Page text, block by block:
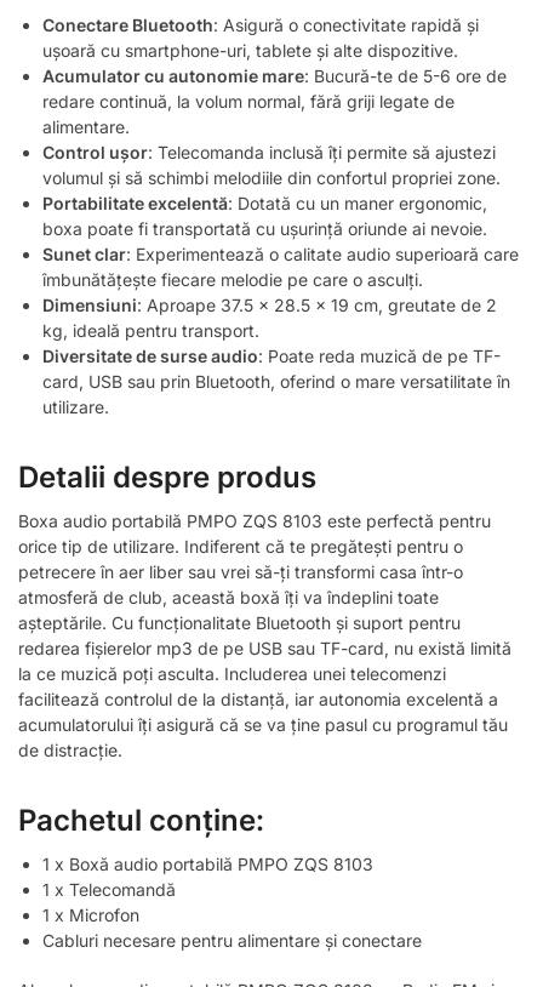
Conectare Bluetooth: Asigură o conectivitate rapidă și
ușoară cu smartphone-uri, tablete și alte dispozitive.
Acumulator cu autonomie mare: Bucură-te de 5-6 ore de
redare continuă, la volum normal, fără griji legate de
alimentare.
Control ușor: Telecomanda inclusă îți permite să ajustezi
volumul și să schimbi melodiile din confortul propriei zone.
Portabilitate excelentă: Dotată cu un maner ergonomic,
boxa poate fi transportată cu ușurință oriunde ai nevoie.
Sunet clar: Experimentează o calitate audio superioară care
îmbunătățește fiecare melodie pe care o asculți.
Dimensiuni: Aproape 37.5 x 28.5 x 19 cm, greutate de 2
kg, ideală pentru transport.
Diversitate de surse audio: Poate reda muzică de pe TF-
card, USB sau prin Bluetooth, oferind o mare versatilitate în
utilizare.
Detalii despre produs
Boxa audio portabilă PMPO ZQS 8103 este perfectă pentru
orice tip de utilizare. Indiferent că te pregătești pentru o
petrecere în aer liber sau vrei să-ți transformi casa într-o
atmosferă de club, această boxă îți va îndeplini toate
așteptările. Cu funcționalitate Bluetooth și suport pentru
redarea fișierelor mp3 de pe USB sau TF-card, nu există limită
la ce muzică poți asculta. Includerea unei telecomenzi
facilitează controlul de la distanță, iar autonomia excelentă a
acumulatorului îți asigură că se va ține pasul cu programul tău
de distracție.
Pachetul conține:
1 x Boxă audio portabilă PMPO ZQS 8103
1 x Telecomandă
1 x Microfon
Cabluri necesare pentru alimentare și conectare